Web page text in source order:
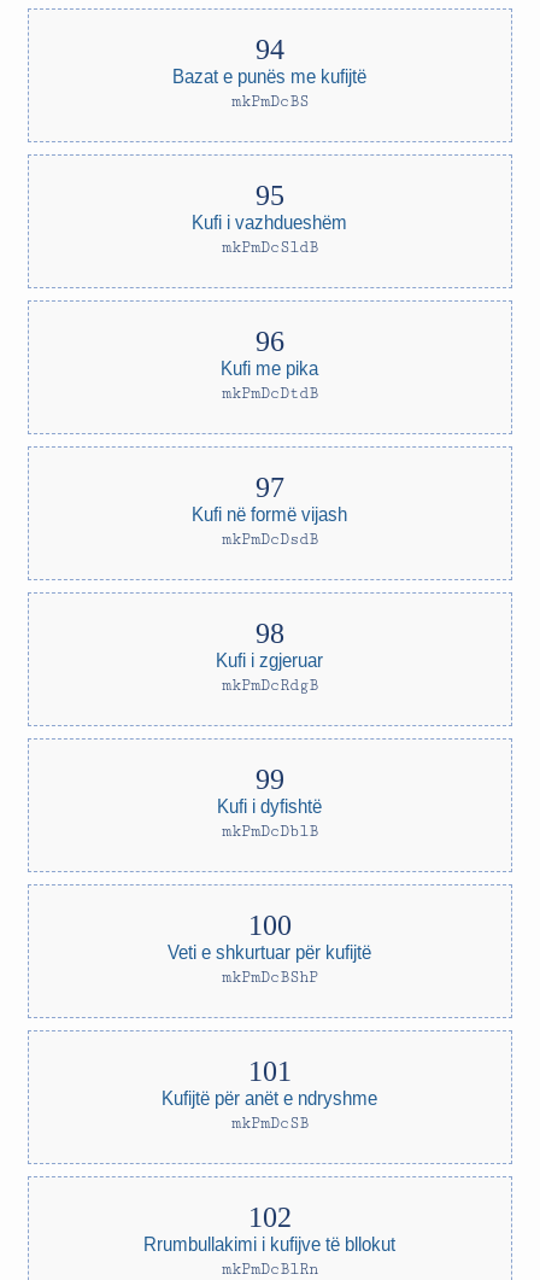
Bazat e punës me kufijtë
mkPmDcBS
Kufi i vazhdueshëm
mkPmDcSldB
Kufi me pika
mkPmDcDtdB
Kufi në formë vijash
mkPmDcDsdB
Kufi i zgjeruar
mkPmDcRdgB
Kufi i dyfishtë
mkPmDcDblB
Veti e shkurtuar për kufijtë
mkPmDcBShP
Kufijtë për anët e ndryshme
mkPmDcSB
Rrumbullakimi i kufijve të bllokut
mkPmDcBlRn